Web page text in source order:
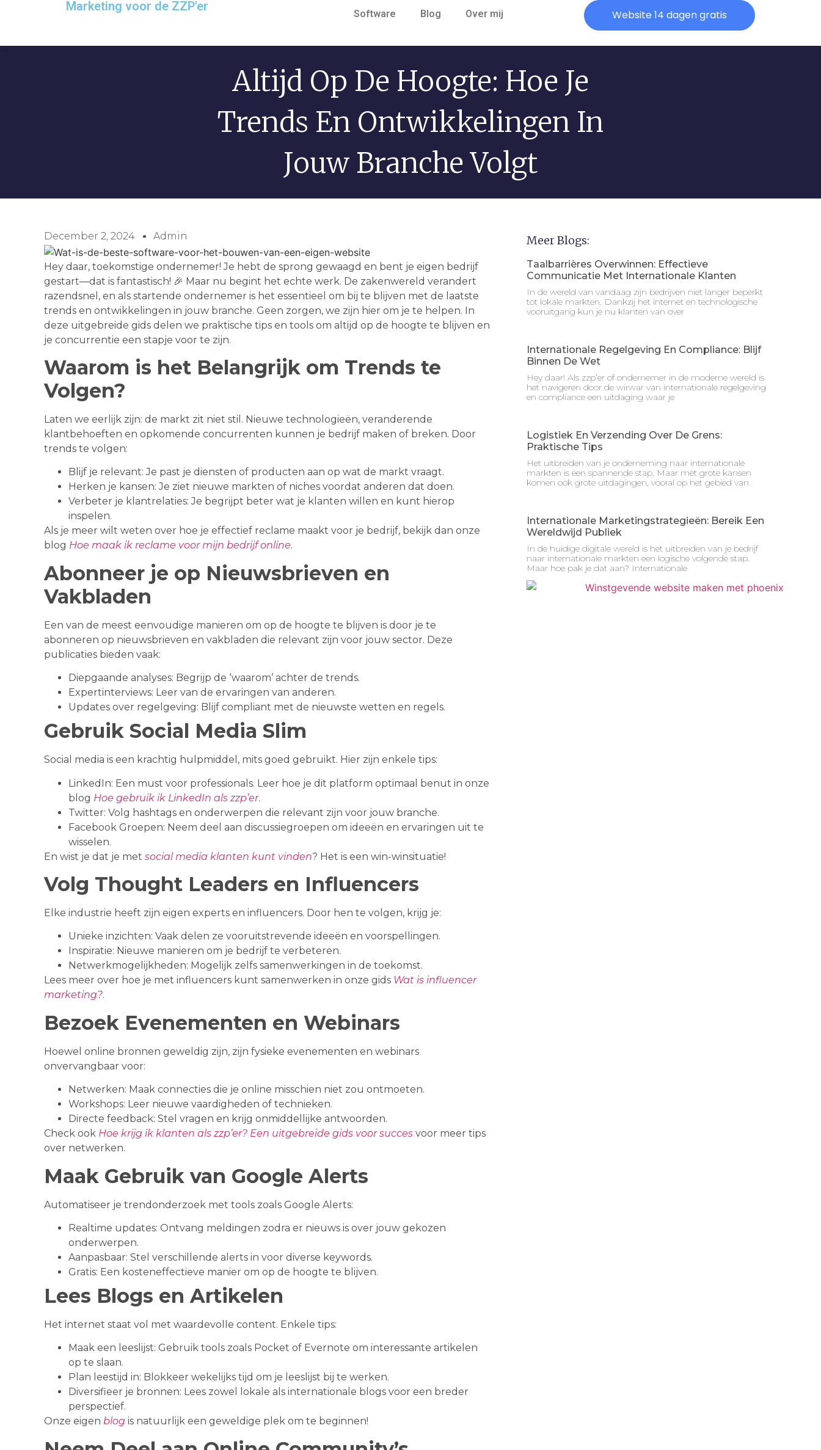
Marketing voor de ZZP'er
Software Blog Over mij Website 14 dagen gratis
Altijd Op De Hoogte: Hoe Je
Trends En Ontwikkelingen In
Jouw Branche Volgt
December 2, 2024 Admin
Hey daar, toekomstige ondernemer! Je hebt de sprong gewaagd en bent je eigen bedrijf
gestart—dat is fantastisch! 🎉 Maar nu begint het echte werk. De zakenwereld verandert
razendsnel, en als startende ondernemer is het essentieel om bij te blijven met de laatste
trends en ontwikkelingen in jouw branche. Geen zorgen, we zijn hier om je te helpen. In
deze uitgebreide gids delen we praktische tips en tools om altijd op de hoogte te blijven en
je concurrentie een stapje voor te zijn.
Waarom is het Belangrijk om Trends te
Volgen?
Laten we eerlijk zijn: de markt zit niet stil. Nieuwe technologieën, veranderende
klantbehoeften en opkomende concurrenten kunnen je bedrijf maken of breken. Door
trends te volgen:
Blijf je relevant: Je past je diensten of producten aan op wat de markt vraagt.
Herken je kansen: Je ziet nieuwe markten of niches voordat anderen dat doen.
Verbeter je klantrelaties: Je begrijpt beter wat je klanten willen en kunt hierop
inspelen.
Als je meer wilt weten over hoe je effectief reclame maakt voor je bedrijf, bekijk dan onze
blog Hoe maak ik reclame voor mijn bedrijf online.
Abonneer je op Nieuwsbrieven en
Vakbladen
Een van de meest eenvoudige manieren om op de hoogte te blijven is door je te
abonneren op nieuwsbrieven en vakbladen die relevant zijn voor jouw sector. Deze
publicaties bieden vaak:
Diepgaande analyses: Begrijp de ‘waarom’ achter de trends.
Expertinterviews: Leer van de ervaringen van anderen.
Updates over regelgeving: Blijf compliant met de nieuwste wetten en regels.
Gebruik Social Media Slim
Social media is een krachtig hulpmiddel, mits goed gebruikt. Hier zijn enkele tips:
LinkedIn: Een must voor professionals. Leer hoe je dit platform optimaal benut in onze
blog Hoe gebruik ik LinkedIn als zzp’er.
Twitter: Volg hashtags en onderwerpen die relevant zijn voor jouw branche.
Facebook Groepen: Neem deel aan discussiegroepen om ideeën en ervaringen uit te
wisselen.
En wist je dat je met social media klanten kunt vinden? Het is een win-winsituatie!
Volg Thought Leaders en Influencers
Elke industrie heeft zijn eigen experts en influencers. Door hen te volgen, krijg je:
Unieke inzichten: Vaak delen ze vooruitstrevende ideeën en voorspellingen.
Inspiratie: Nieuwe manieren om je bedrijf te verbeteren.
Netwerkmogelijkheden: Mogelijk zelfs samenwerkingen in de toekomst.
Lees meer over hoe je met influencers kunt samenwerken in onze gids Wat is influencer
marketing?.
Bezoek Evenementen en Webinars
Hoewel online bronnen geweldig zijn, zijn fysieke evenementen en webinars
onvervangbaar voor:
Netwerken: Maak connecties die je online misschien niet zou ontmoeten.
Workshops: Leer nieuwe vaardigheden of technieken.
Directe feedback: Stel vragen en krijg onmiddellijke antwoorden.
Check ook Hoe krijg ik klanten als zzp’er? Een uitgebreide gids voor succes voor meer tips
over netwerken.
Maak Gebruik van Google Alerts
Automatiseer je trendonderzoek met tools zoals Google Alerts:
Realtime updates: Ontvang meldingen zodra er nieuws is over jouw gekozen
onderwerpen.
Aanpasbaar: Stel verschillende alerts in voor diverse keywords.
Gratis: Een kosteneffectieve manier om op de hoogte te blijven.
Lees Blogs en Artikelen
Het internet staat vol met waardevolle content. Enkele tips:
Maak een leeslijst: Gebruik tools zoals Pocket of Evernote om interessante artikelen
op te slaan.
Plan leestijd in: Blokkeer wekelijks tijd om je leeslijst bij te werken.
Diversifieer je bronnen: Lees zowel lokale als internationale blogs voor een breder
perspectief.
Onze eigen blog is natuurlijk een geweldige plek om te beginnen!
Meer Blogs:
Taalbarrières Overwinnen: Effectieve
Communicatie Met Internationale Klanten
In de wereld van vandaag zijn bedrijven niet langer beperkt
tot lokale markten. Dankzij het internet en technologische
vooruitgang kun je nu klanten van over
Internationale Regelgeving En Compliance: Blijf
Binnen De Wet
Hey daar! Als zzp’er of ondernemer in de moderne wereld is
het navigeren door de wirwar van internationale regelgeving
en compliance een uitdaging waar je
Logistiek En Verzending Over De Grens:
Praktische Tips
Het uitbreiden van je onderneming naar internationale
markten is een spannende stap. Maar met grote kansen
komen ook grote uitdagingen, vooral op het gebied van
Internationale Marketingstrategieën: Bereik Een
Wereldwijd Publiek
In de huidige digitale wereld is het uitbreiden van je bedrijf
naar internationale markten een logische volgende stap.
Maar hoe pak je dat aan? Internationale